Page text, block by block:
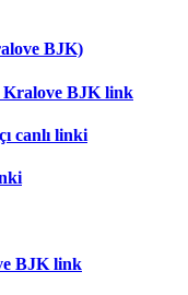
BJK)
Kralove BJK link
canlı linki
BJK link